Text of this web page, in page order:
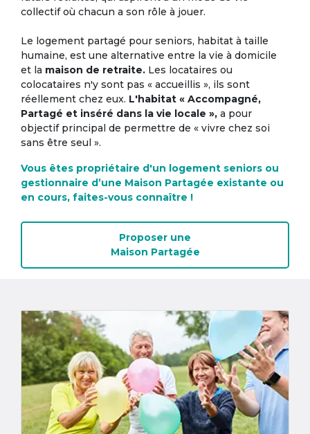
collectif où chacun a son rôle à jouer.
Le logement partagé pour seniors, habitat à taille
humaine, est une alternative entre la vie à domicile
et la maison de retraite. Les locataires ou
colocataires n'y sont pas « accueillis », ils sont
réellement chez eux. L'habitat « Accompagné,
Partagé et inséré dans la vie locale », a pour
objectif principal de permettre de « vivre chez soi
sans être seul ».
Vous êtes propriétaire d'un logement seniors ou
gestionnaire d’une Maison Partagée existante ou
en cours, faites-vous connaître !
Proposer une
Maison Partagée